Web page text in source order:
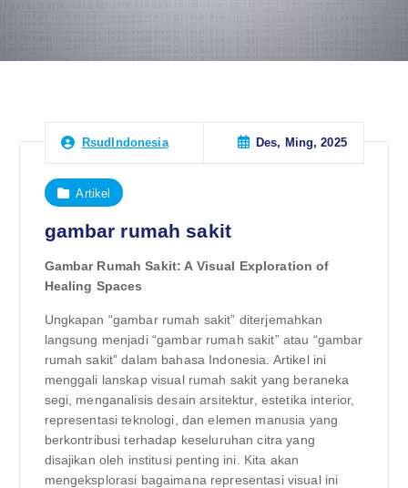
RsudIndonesia Des, Ming, 2025
Artikel
gambar rumah sakit
Gambar Rumah Sakit: A Visual Exploration of
Healing Spaces
Ungkapan “gambar rumah sakit” diterjemahkan
langsung menjadi “gambar rumah sakit” atau “gambar
rumah sakit” dalam bahasa Indonesia. Artikel ini
menggali lanskap visual rumah sakit yang beraneka
segi, menganalisis desain arsitektur, estetika interior,
representasi teknologi, dan elemen manusia yang
berkontribusi terhadap keseluruhan citra yang
disajikan oleh institusi penting ini. Kita akan
mengeksplorasi bagaimana representasi visual ini